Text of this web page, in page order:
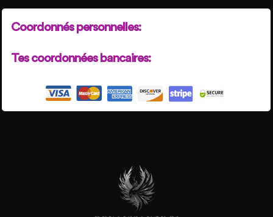
Coordonnés personnelles:
Tes coordonnées bancaires: